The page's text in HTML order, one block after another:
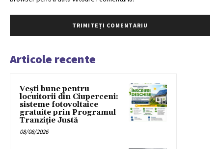
Articole recente
Vești bune pentru
locuitorii din Ciuperceni:
sisteme fotovoltaice
gratuite prin Programul
Tranziție Justă
08/08/2026